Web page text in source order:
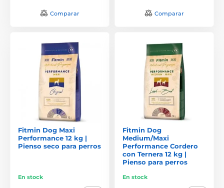
Comparar Comparar
Fitmin Dog Maxi
Performance 12 kg |
Pienso seco para perros
En stock
Fitmin Dog
Medium/Maxi
Performance Cordero
con Ternera 12 kg |
Pienso para perros
En stock